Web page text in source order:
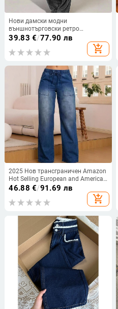
Нови дамски модни
външнотърговски ретро
европейски и американски
дънкови панталони, ежедневни
прави дънки
39.83 €/77.90 лв
add_shopping_cart
2025 Нов трансграничен Amazon
Hot Selling European and American
80082 # Нов дамски ежедневен
тънък универсален прав деним
46.88 €/91.69 лв
add_shopping_cart